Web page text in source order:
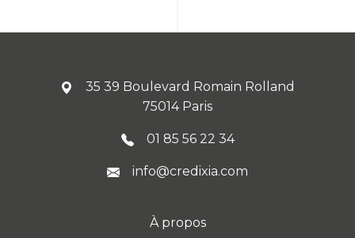
35 39 Boulevard Romain Rolland
75014 Paris
01 85 56 22 34
info@credixia.com
À propos